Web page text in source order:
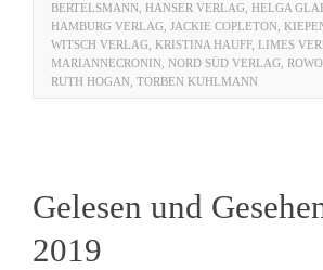
BERTELSMANN HANSER VERLAG HELGA
HAMBURG VERLAG JACKIE COPLETON
WITSCH VERLAG KRISTINA HAUFF, LIMES
MARIANNECRONIN NORD SÜD VERLAG
RUTH HOGAN TORBEN KUHLMANN
Gelesen und
2019